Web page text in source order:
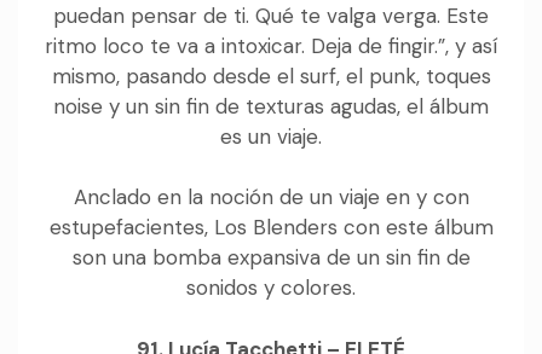
puedan pensar de ti. Qué te valga verga. Este
ritmo loco te va a intoxicar. Deja de fingir.”, y así
mismo, pasando desde el surf, el punk, toques
noise y un sin fin de texturas agudas, el álbum
es un viaje.
Anclado en la noción de un viaje en y con
estupefacientes, Los Blenders con este álbum
son una bomba expansiva de un sin fin de
sonidos y colores.